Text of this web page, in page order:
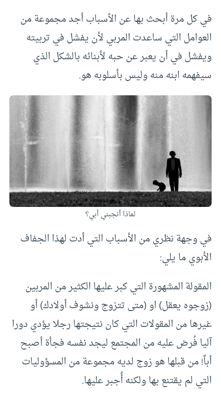
في كل مرة أبحث بها عن الأسباب أجد مجموعة من
العوامل التي ساعدت المربي لأن يفشل في تربيته
ويفشل في أن يعبر عن حبه لأبنائه بالشكل الذي
سيفهمه ابنه منه وليس بأسلوبه هو.
لماذا أنجبني أبي؟
في وجهة نظري من الأسباب التي أدت لهذا الجفاف
الأبوي ما يلي:
المقولة المشهورة التي كبر عليها الكثير من المربين
(زوجوه يعقل) او (متى تتزوج ونشوف أولادك) أو
غيرها من المقولات التي كان نتيجتها رجلا يؤدي دورا
آليا فُرض عليه من المجتمع ليجد نفسه فجأة أصبح
أباً! من قبلها هو زوج لديه مجموعة من المسؤوليات
التي لم يقتنع بها ولكنه أُجبر عليها.